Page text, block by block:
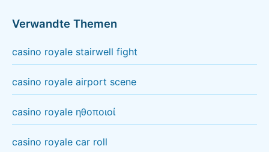
Verwandte Themen
casino royale stairwell fight
casino royale airport scene
casino royale ηθοποιοί
casino royale car roll